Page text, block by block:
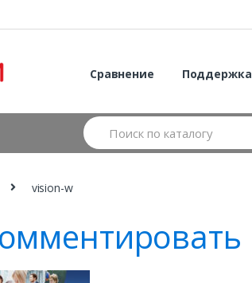
Сравнение Поддержка
S
e
a
r
:
vision-w